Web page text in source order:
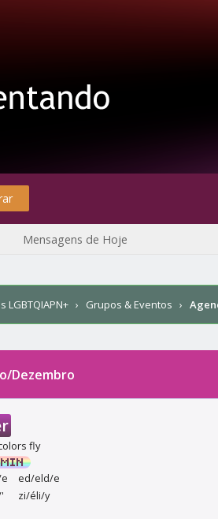
Mensagens de Hoje
LGBTQIAPN+ › Grupos & Eventos ›
0 votos - 0 média
1
2
3
4
5
Dezembro
fly
ed/eld/e
zi/éli/y